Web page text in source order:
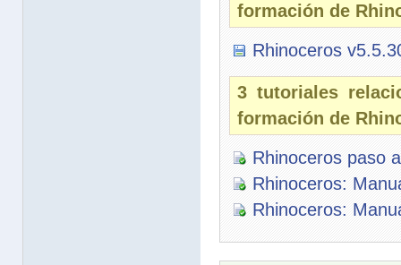
formación de
Rhinoceros
3 tutoriales
formación de
Rhinoceros paso
Rhinoceros:
Rhinoceros: